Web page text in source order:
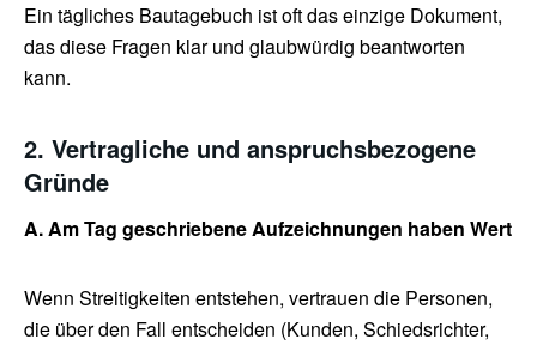
Ein tägliches Bautagebuch ist oft das einzige Dokument,
das diese Fragen klar und glaubwürdig beantworten
kann.
2. Vertragliche und anspruchsbezogene
Gründe
A. Am Tag geschriebene Aufzeichnungen haben Wert
Wenn Streitigkeiten entstehen, vertrauen die Personen,
die über den Fall entscheiden (Kunden, Schiedsrichter,